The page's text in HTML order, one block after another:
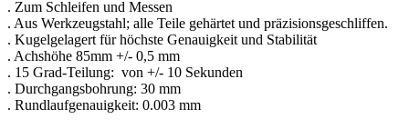
. Zum Schleifen und Messen
. Aus Werkzeugstahl; alle Teile gehärtet und präzisionsgeschliffen.
. Kugelgelagert für höchste Genauigkeit und Stabilität
. Achshöhe 85mm +/- 0,5 mm
. 15 Grad-Teilung: von +/- 10 Sekunden
. Durchgangsbohrung: 30 mm
. Rundlaufgenauigkeit: 0.003 mm